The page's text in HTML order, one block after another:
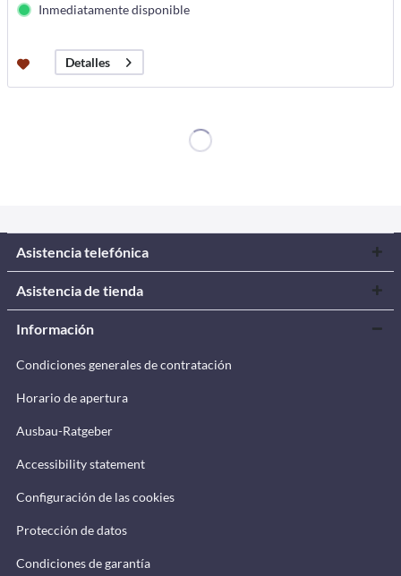
Inmediatamente disponible
Detalles
Asistencia telefónica
Asistencia de tienda
Información
Condiciones generales de contratación
Horario de apertura
Ausbau-Ratgeber
Accessibility statement
Configuración de las cookies
Protección de datos
Condiciones de garantía